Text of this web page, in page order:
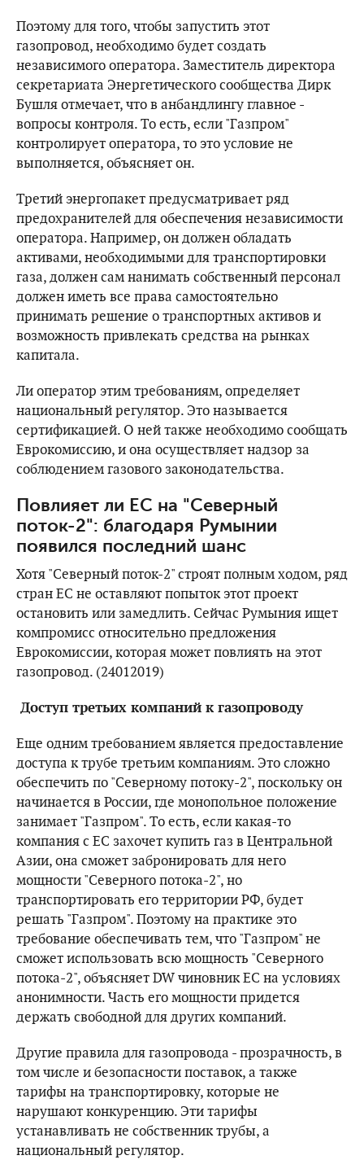
Поэтому для того, чтобы запустить этот
газопровод, необходимо будет создать
независимого оператора. Заместитель директора
секретариата Энергетического сообщества Дирк
Бушля отмечает, что в анбандлингу главное -
вопросы контроля. То есть, если "Газпром"
контролирует оператора, то это условие не
выполняется, объясняет он.
Третий энергопакет предусматривает ряд
предохранителей для обеспечения независимости
оператора. Например, он должен обладать
активами, необходимыми для транспортировки
газа, должен сам нанимать собственный персонал
должен иметь все права самостоятельно
принимать решение о транспортных активов и
возможность привлекать средства на рынках
капитала.
Ли оператор этим требованиям, определяет
национальный регулятор. Это называется
сертификацией. О ней также необходимо сообщать
Еврокомиссию, и она осуществляет надзор за
соблюдением газового законодательства.
Повлияет ли ЕС на "Северный
поток-2": благодаря Румынии
появился последний шанс
Хотя "Северный поток-2" строят полным ходом, ряд
стран ЕС не оставляют попыток этот проект
остановить или замедлить. Сейчас Румыния ищет
компромисс относительно предложения
Еврокомиссии, которая может повлиять на этот
газопровод. (24012019)
Доступ третьих компаний к газопроводу
Еще одним требованием является предоставление
доступа к трубе третьим компаниям. Это сложно
обеспечить по "Северному потоку-2", поскольку он
начинается в России, где монопольное положение
занимает "Газпром". То есть, если какая-то
компания с ЕС захочет купить газ в Центральной
Азии, она сможет забронировать для него
мощности "Северного потока-2", но
транспортировать его территории РФ, будет
решать "Газпром". Поэтому на практике это
требование обеспечивать тем, что "Газпром" не
сможет использовать всю мощность "Северного
потока-2", объясняет DW чиновник ЕС на условиях
анонимности. Часть его мощности придется
держать свободной для других компаний.
Другие правила для газопровода - прозрачность, в
том числе и безопасности поставок, а также
тарифы на транспортировку, которые не
нарушают конкуренцию. Эти тарифы
устанавливать не собственник трубы, а
национальный регулятор.